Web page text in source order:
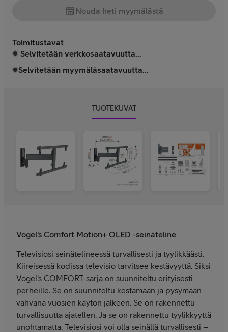
Nouda heti myymälästä
Toimitustavat
Selvitetään verkkosaatavuutta...
Selvitetään myymäläsaatavuutta...
TUOTEKUVAT
Vogel's Comfort Motion+ OLED -seinäteline
Televisiosi seinätelineessä turvallisesti ja tyylikkäästi.
Kiireisessä kodissa televisio tarvitsee kestävyyttä. Siksi
Vogel's COMFORT-sarja on suunniteltu erityisesti
perheille. Se on suunniteltu kestämään ja pysymään
vahvana vuosien käytön jälkeen. Se on rakennettu
turvallisuutta ajatellen. Ja se on rakennettu tyylikkyyttä
unohtamatta. Televisiosi voi olla seinällä turvallisesti –